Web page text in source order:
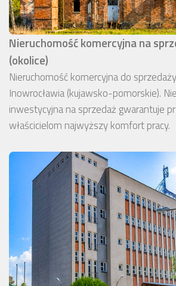
Nieruchomość komercyjna na
(okolice)
Nieruchomość komercyjna do
Inowrocławia (kujawsko-pomorskie).
inwestycyjna na sprzedaż gwarantuje
właścicielom najwyższy komfort pracy.